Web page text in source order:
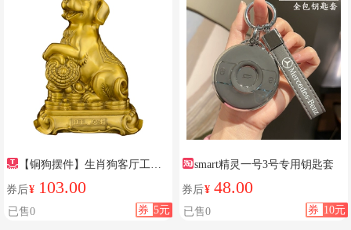
【铜狗摆件】生肖狗客厅工艺
品
券后¥ 103.00
券 5元
已售0
smart精灵一号3号专用钥匙套
券后¥ 48.00
券 10元
已售0